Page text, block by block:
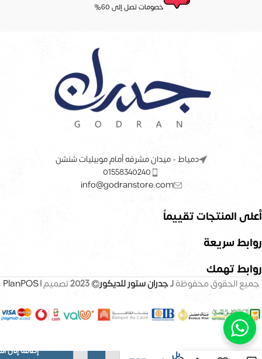
خصومات تصل إلى 60%
دمياط - ميدان مشرفه أمام موبيليات شنشن
01558340240
info@godranstore.com
أعلى المنتجات تقييماً
روابط سريعة
روابط تهمك
جميع الحقوق محفوظةلـجدران ستور للديكور© 2023 تصميم |PlanPOS
زان بمخدع قابل
إضافة إلى